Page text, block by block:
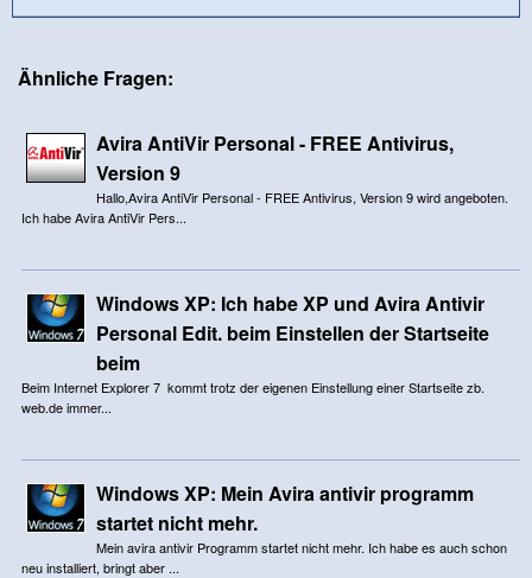
Ähnliche Fragen:
Avira AntiVir Personal - FREE Antivirus,
Version 9
Hallo,Avira AntiVir Personal - FREE Antivirus, Version 9 wird angeboten.
Ich habe Avira AntiVir Pers...
Windows XP: Ich habe XP und Avira Antivir
Personal Edit. beim Einstellen der Startseite
beim
Beim Internet Explorer 7 kommt trotz der eigenen Einstellung einer Startseite zb.
web.de immer...
Windows XP: Mein Avira antivir programm
startet nicht mehr.
Mein avira antivir Programm startet nicht mehr. Ich habe es auch schon
neu installiert, bringt aber ...